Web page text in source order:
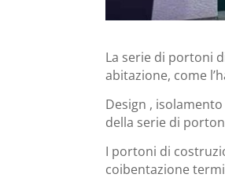
La serie di portoni
abitazione, come
Design ,
della serie di
I portoni di
coibentazione